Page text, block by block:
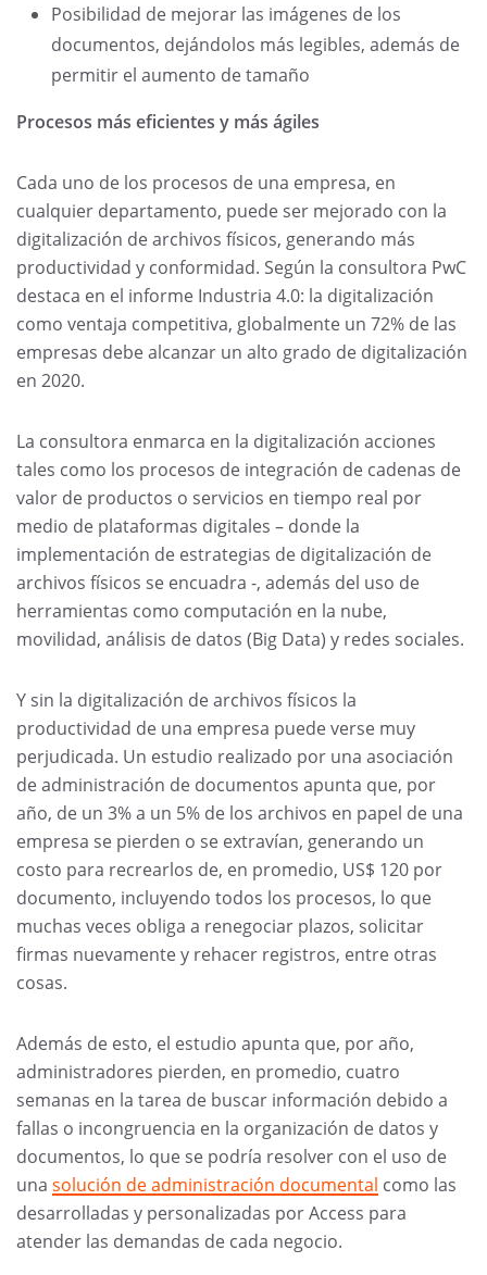
Posibilidad de mejorar las imágenes de los
documentos, dejándolos más legibles, además de
permitir el aumento de tamaño
Procesos más eficientes y más ágiles
Cada uno de los procesos de una empresa, en
cualquier departamento, puede ser mejorado con la
digitalización de archivos físicos, generando más
productividad y conformidad. Según la consultora PwC
destaca en el informe Industria 4.0: la digitalización
como ventaja competitiva, globalmente un 72% de las
empresas debe alcanzar un alto grado de digitalización
en 2020.
La consultora enmarca en la digitalización acciones
tales como los procesos de integración de cadenas de
valor de productos o servicios en tiempo real por
medio de plataformas digitales – donde la
implementación de estrategias de digitalización de
archivos físicos se encuadra -, además del uso de
herramientas como computación en la nube,
movilidad, análisis de datos (Big Data) y redes sociales.
Y sin la digitalización de archivos físicos la
productividad de una empresa puede verse muy
perjudicada. Un estudio realizado por una asociación
de administración de documentos apunta que, por
año, de un 3% a un 5% de los archivos en papel de una
empresa se pierden o se extravían, generando un
costo para recrearlos de, en promedio, US$ 120 por
documento, incluyendo todos los procesos, lo que
muchas veces obliga a renegociar plazos, solicitar
firmas nuevamente y rehacer registros, entre otras
cosas.
Además de esto, el estudio apunta que, por año,
administradores pierden, en promedio, cuatro
semanas en la tarea de buscar información debido a
fallas o incongruencia en la organización de datos y
documentos, lo que se podría resolver con el uso de
una solución de administración documental como las
desarrolladas y personalizadas por Access para
atender las demandas de cada negocio.